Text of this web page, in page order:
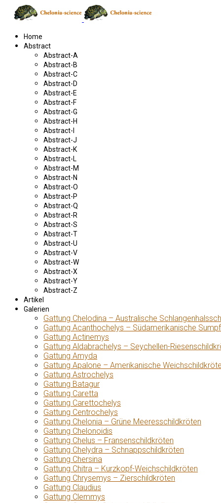
Home
Abstract
Abstract-A
Abstract-B
Abstract-C
Abstract-D
Abstract-E
Abstract-F
Abstract-G
Abstract-H
Abstract-I
Abstract-J
Abstract-K
Abstract-L
Abstract-M
Abstract-N
Abstract-O
Abstract-P
Abstract-Q
Abstract-R
Abstract-S
Abstract-T
Abstract-U
Abstract-V
Abstract-W
Abstract-X
Abstract-Y
Abstract-Z
Artikel
Galerien
Gattung Chelodina – Australische
Gattung Acanthochelys – Südamerikanische
Gattung Actinemys
Gattung Aldabrachelys – Seychellen-
Gattung Amyda
Gattung Apalone – Amerikanische
Gattung Astrochelys
Gattung Batagur
Gattung Caretta
Gattung Carettochelys
Gattung Centrochelys
Gattung Chelonia – Grüne Meeresschildkröten
Gattung Chelonoidis
Gattung Chelus – Fransenschildkröten
Gattung Chelydra – Schnappschildkröten
Gattung Chersina
Gattung Chitra – Kurzkopf-Weichschildkröten
Gattung Chrysemys – Zierschildkröten
Gattung Claudius
Gattung Clemmys